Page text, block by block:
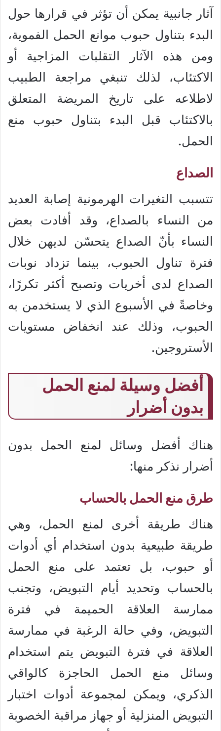
آثار جانبية يمكن أن تؤثر في قرارها حول
البدء بتناول حبوب موانع الحمل الفموية،
ومن هذه الآثار التقلبات المزاجية أو
الاكتئاب، لذلك تنبغي مراجعة الطبيب
لاطلاعه على تاريخ المريضة المتعلق
بالاكتئاب قبل البدء بتناول حبوب منع
الحمل.
الصداع
تتسبب التغيرات الهرمونية إصابة العديد
من النساء بالصداع، وقد أفادت بعض
النساء بأنّ الصداع يتحسّن لديهن خلال
فترة تناول الحبوب، بينما تزداد نوبات
الصداع لدى أخريات وتصبح أكثر تكررًا،
وخاصةً في الأسبوع الذي لا يستخدمن به
الحبوب، وذلك عند انخفاض مستويات
الأستروجين.
أفضل وسيلة لمنع الحمل
بدون أضرار
هناك أفضل وسائل لمنع الحمل بدون
أضرار نذكر منها:
طرق منع الحمل بالحساب
هناك طريقة أخرى لمنع الحمل، وهي
طريقة طبيعية بدون استخدام أي أدوات
أو حبوب، بل تعتمد على منع الحمل
بالحساب وتحديد أيام التبويض، وتجنب
ممارسة العلاقة الحميمة في فترة
التبويض، وفي حالة الرغبة في ممارسة
العلاقة في فترة التبويض يتم استخدام
وسائل منع الحمل الحاجزة كالواقي
الذكري، ويمكن لمجموعة أدوات اختبار
التبويض المنزلية أو جهاز مراقبة الخصوبة